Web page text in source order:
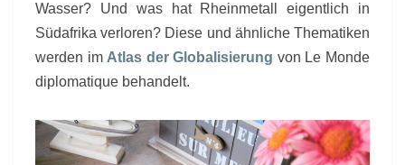
Wasser? Und was hat Rheinmetall eigentlich in
Südafrika verloren? Diese und ähnliche Thematiken
werden imAtlas der Globalisierung von Le Monde
diplomatique behandelt.